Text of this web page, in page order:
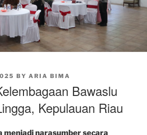
BY ARIA BIMA
Bawaslu
Kepulauan Riau
menjadi narasumber secara